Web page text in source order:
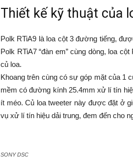
Thiết kế kỹ thuật của
Polk RTiA9 là loa cột 3 đường tiếng,
Polk RTiA7 “đàn em” cùng dòng, loa
củ loa.
Khoang trên cùng có sự góp mặt của 1
mềm có đường kính 25.4mm xử lí tín
ít méo. Củ loa tweeter này được đặt ở
vụ xử lí tín hiệu dải trung, đem đến cho
SONY DSC